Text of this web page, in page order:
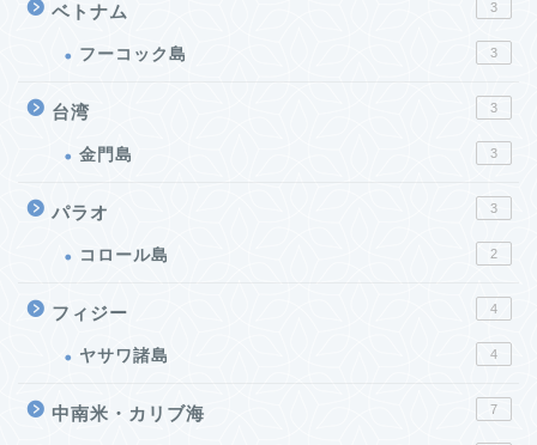
ベトナム 3
フーコック島 3
台湾 3
金門島 3
パラオ 3
コロール島 2
フィジー 4
ヤサワ諸島 4
中南米・カリブ海 7